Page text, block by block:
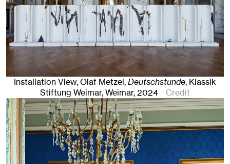
Installation View, Olaf Metzel,Deutschstunde, Klassik
Stiftung Weimar,Weimar, 2024 Credit